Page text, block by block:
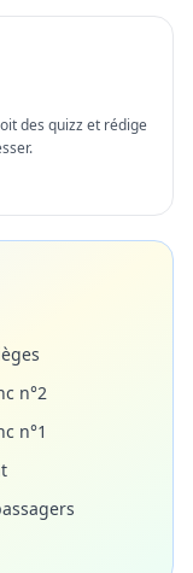
des quizz et rédige
n°2
n°1